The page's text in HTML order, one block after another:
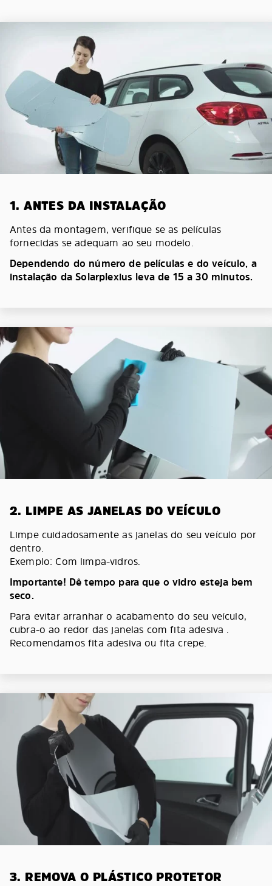
1. ANTES DA INSTALAÇÃO
Antes da montagem, verifique se as películas
fornecidas se adequam ao seu modelo.
Dependendo do número de películas e do veículo, a
instalação da Solarplexius leva de 15 a 30 minutos.
2. LIMPE AS JANELAS DO VEÍCULO
Limpe cuidadosamente as janelas do seu veículo por
dentro.
Exemplo: Com limpa-vidros.
Importante! Dê tempo para que o vidro esteja bem
seco.
Para evitar arranhar o acabamento do seu veículo,
cubra-o ao redor das janelas com fita adesiva .
Recomendamos fita adesiva ou fita crepe.
3. REMOVA O PLÁSTICO PROTETOR